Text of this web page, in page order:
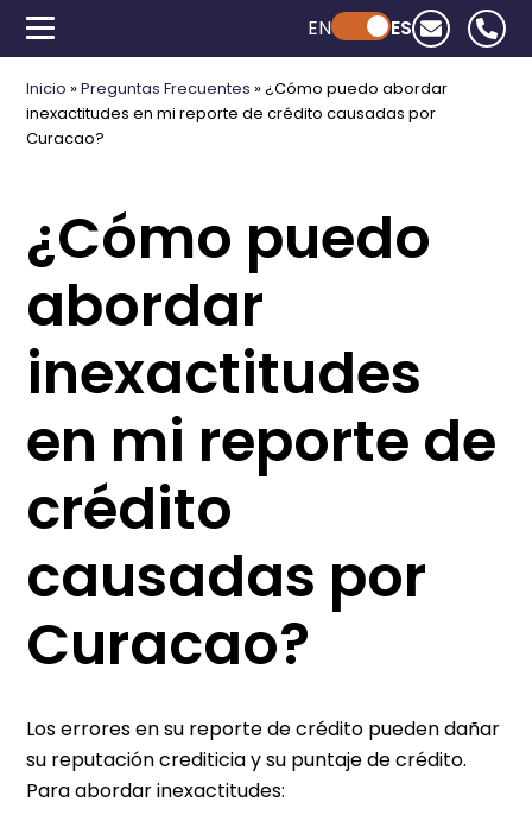
Powered by ChatGPT
EN ES
Inicio »Preguntas Frecuentes »¿Cómo puedo abordar
inexactitudes en mi reporte de crédito causadas por
Curacao?
¿Cómo puedo
abordar
inexactitudes
en mi reporte de
crédito
causadas por
Curacao?
Los errores en su reporte de crédito pueden dañar
su reputación crediticia y su puntaje de crédito.
Para abordar inexactitudes: